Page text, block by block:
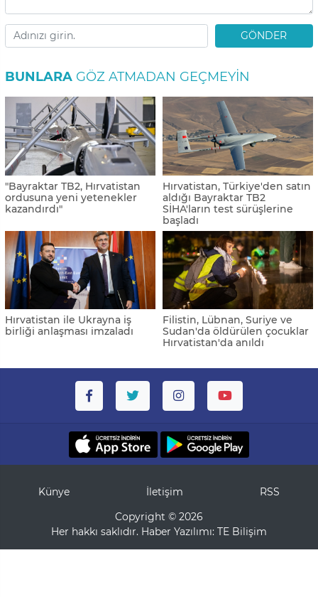
GÖNDER
BUNLARA GÖZ ATMADAN GEÇMEYIN
"Bayraktar TB2, Hırvatistan
ordusuna yeni yetenekler
kazandırdı"
Hırvatistan, Türkiye'den satın
aldığı Bayraktar TB2
SİHA'ların test sürüşlerine
başladı
Hırvatistan ile Ukrayna iş
birliği anlaşması imzaladı
Filistin, Lübnan, Suriye ve
Sudan'da öldürülen çocuklar
Hırvatistan'da anıldı
Künye İletişim
RSS
Copyright © 2026
Her hakkı saklıdır. Haber Yazılımı: TE Bilişim